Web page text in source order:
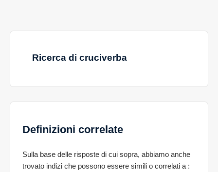
Ricerca di cruciverba
Definizioni correlate
Sulla base delle risposte di cui sopra, abbiamo anche
trovato indizi che possono essere simili o correlati a :